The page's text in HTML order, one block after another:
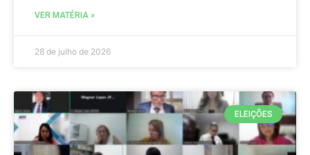
VER MATÉRIA »
28 de julho de 2026
ELEIÇÕES